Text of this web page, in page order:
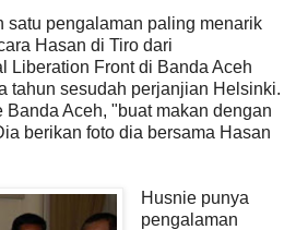
satu pengalaman paling menarik
Hasan di Tiro dari
Liberation Front di Banda Aceh
tahun sesudah perjanjian Helsinki.
Banda Aceh, "buat makan dengan
berikan foto dia bersama Hasan
Husnie punya
pengalaman